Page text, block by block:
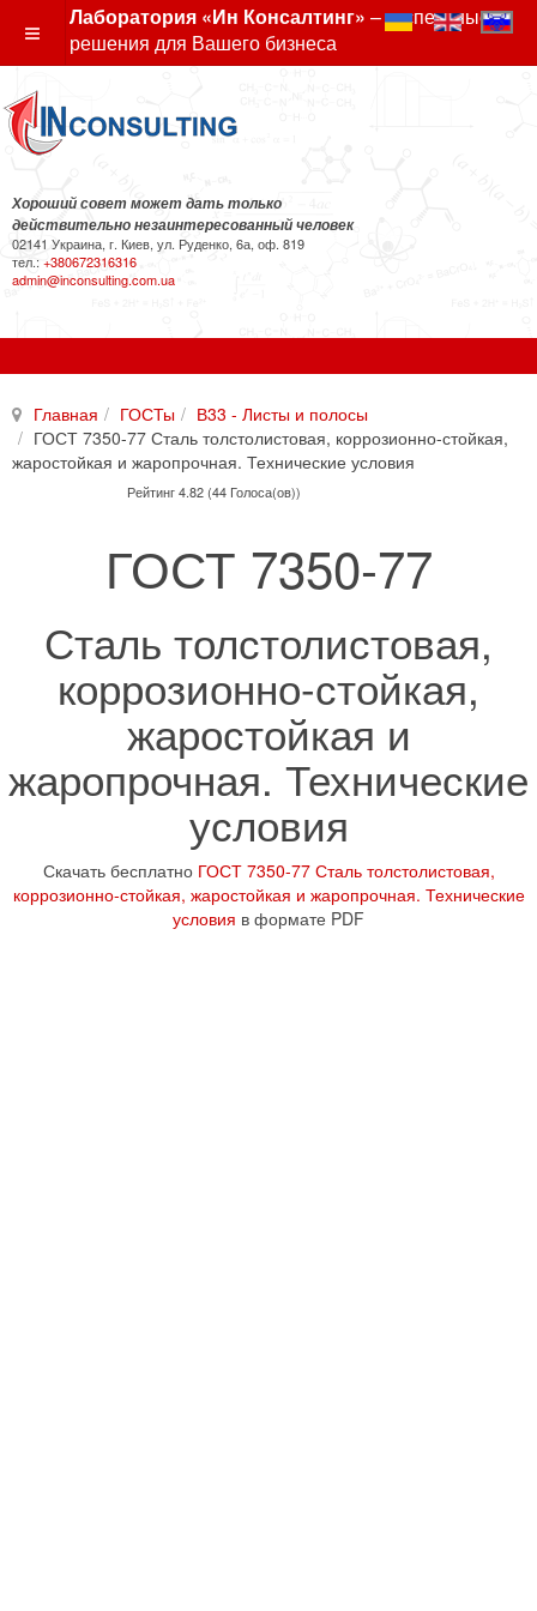
Лаборатория «Ин Консалтинг» – экспертные
решения для Вашего бизнеса
Хороший совет может дать только
действительно незаинтересованный человек
02141 Украина, г. Киев, ул. Руденко, 6а, оф. 819
тел.: +380672316316
admin@inconsulting.com.ua
Главная ГОСТы
В33 - Листы и полосы
ГОСТ 7350-77 Сталь толстолистовая, коррозионно-стойкая,
жаростойкая и жаропрочная. Технические условия
Рейтинг 4.82 (44 Голоса(ов))
ГОСТ 7350-77
Сталь толстолистовая,
коррозионно-стойкая,
жаростойкая и
жаропрочная. Технические
условия
Скачать бесплатно ГОСТ 7350-77 Сталь толстолистовая,
коррозионно-стойкая, жаростойкая и жаропрочная. Технические
условия в формате PDF